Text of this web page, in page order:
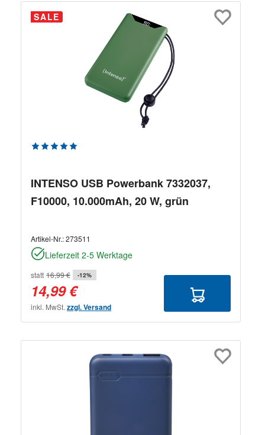
SALE
Durchschnittliche Bewertung von 5 von 5 Sternen
INTENSO USB Powerbank 7332037,
F10000, 10.000mAh, 20 W, grün
Artikel-Nr.:273511
Lieferzeit 2-5 Werktage
statt 16,99 € -12%
14,99 €
inkl. MwSt. zzgl. Versand